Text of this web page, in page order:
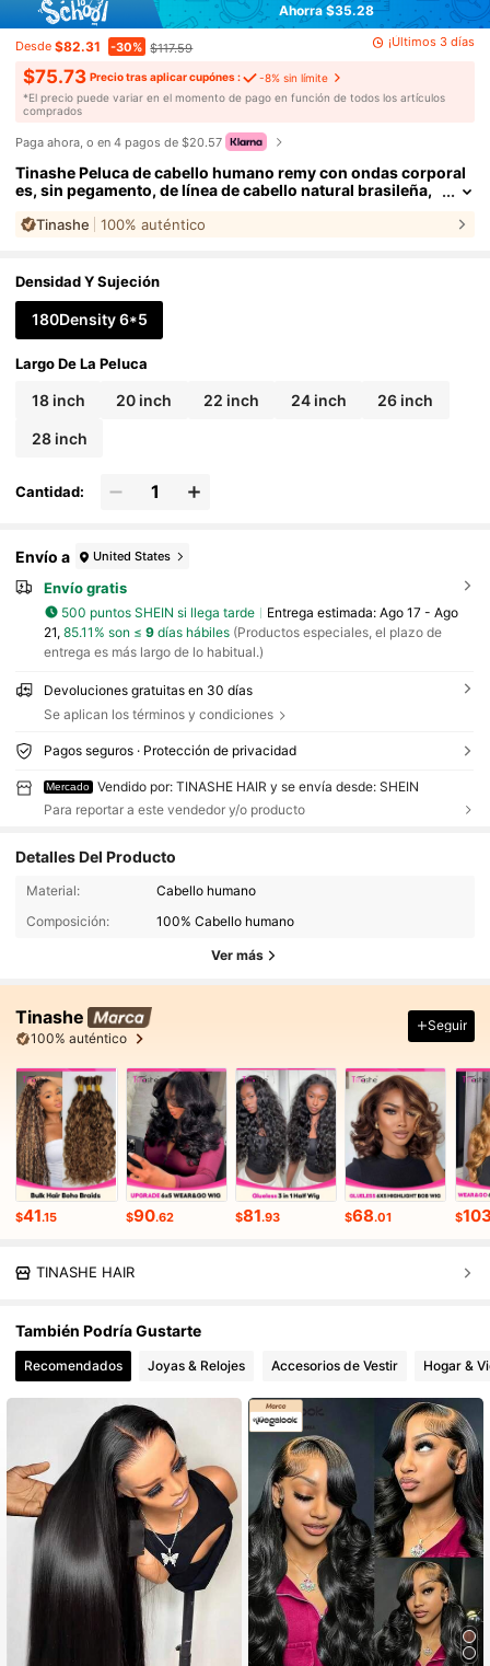
Ahorra $35.28
Desde $82.31 -30% $117.59 ¡Últimos 3 días
$75.73 Precio tras aplicar cupónes :
-8% sin límite
​*El precio puede variar en el momento de pago en función de todos los artículos
comprados
Paga ahora, o en 4 pagos de $20.57
Tinashe Peluca de cabello humano remy con ondas corporal
es, sin pegamento, de línea de cabello natural brasileña,
de encaje transparente de 6x5, gorra transpirable, densidad
Tinashe 100% auténtico
Densidad Y Sujeción
180Density 6*5
Largo De La Peluca
18 inch 20 inch 22 inch 24 inch 26 inch
28 inch
Cantidad:
Envío a United States
Envío gratis
500 puntos SHEIN si llega tarde Entrega estimada: Ago 17 - Ago
21, 85.11% son ≤ 9días hábiles(Productos especiales, el plazo de
entrega es más largo de lo habitual.)
Devoluciones gratuitas en 30 días
Se aplican los términos y condiciones
Pagos seguros · Protección de privacidad
Mercado
Vendido por: TINASHE HAIR y se envía desde: SHEIN
Para reportar a este vendedor y/o producto
Detalles Del Producto
Material:
Cabello humano
Composición:
100% Cabello humano
Ver más
Tinashe
100% auténtico
Seguir
$41.15 $90.62 $81.93 $68.01 $
TINASHE HAIR
También Podría Gustarte
Recomendados Joyas & Relojes Accesorios de Vestir Hogar &